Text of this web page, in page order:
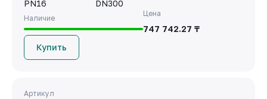
PN16 DN300
Наличие
Цена
747 742.27 ₸
Купить
Артикул